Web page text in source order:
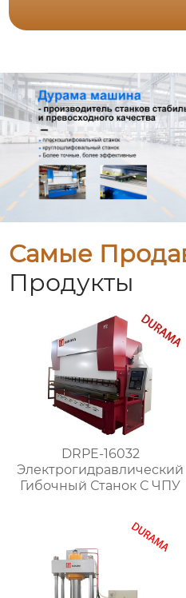
Самые
Продукты
DRPE-16032
Электрогидравлический
Гибочный Станок С ЧПУ